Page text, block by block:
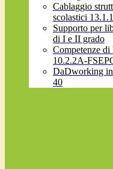
Cablaggio
scolastici
Supporto per
di I e II grado
Competenze di
10.2.2A-
DaDworking
40